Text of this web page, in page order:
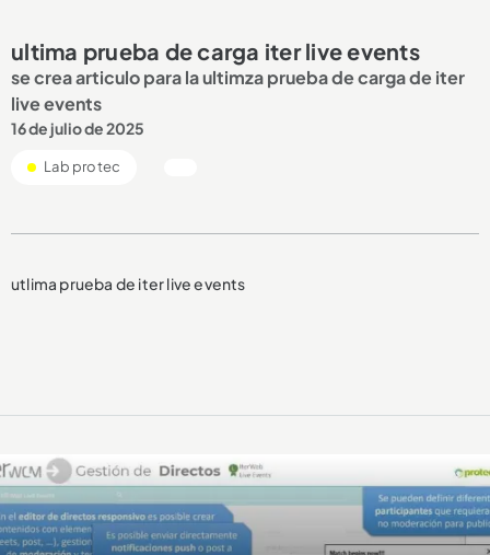
ultima prueba de carga iter live events
se crea articulo para la ultimza prueba de carga de iter
live events
16 de julio de 2025
Lab protec
utlima prueba de iter live events